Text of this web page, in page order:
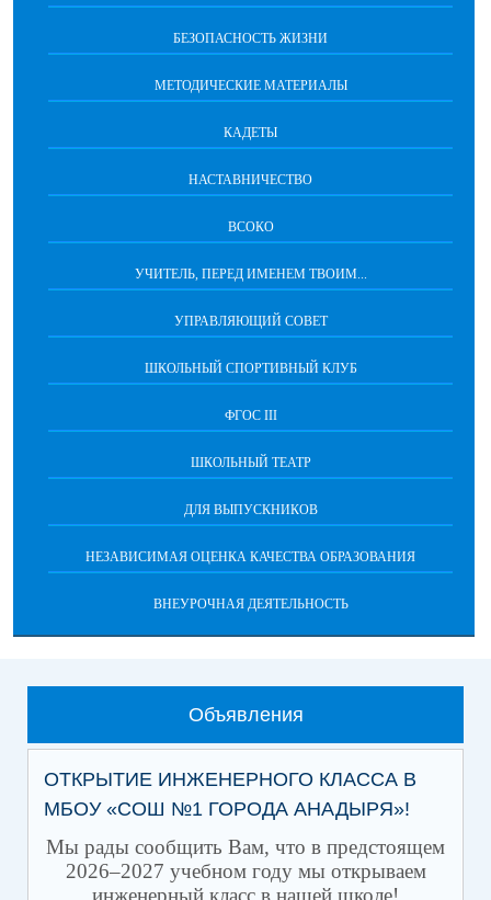
БЕЗОПАСНОСТЬ ЖИЗНИ
МЕТОДИЧЕСКИЕ МАТЕРИАЛЫ
КАДЕТЫ
НАСТАВНИЧЕСТВО
ВСОКО
УЧИТЕЛЬ, ПЕРЕД ИМЕНЕМ ТВОИМ...
УПРАВЛЯЮЩИЙ СОВЕТ
ШКОЛЬНЫЙ СПОРТИВНЫЙ КЛУБ
ФГОС III
ШКОЛЬНЫЙ ТЕАТР
ДЛЯ ВЫПУСКНИКОВ
НЕЗАВИСИМАЯ ОЦЕНКА КАЧЕСТВА ОБРАЗОВАНИЯ
ВНЕУРОЧНАЯ ДЕЯТЕЛЬНОСТЬ
Объявления
ОТКРЫТИЕ ИНЖЕНЕРНОГО КЛАССА В
МБОУ «СОШ №1 ГОРОДА АНАДЫРЯ»!
Мы рады сообщить Вам, что в предстоящем
2026–2027 учебном году мы открываем
инженерный класс в нашей школе!